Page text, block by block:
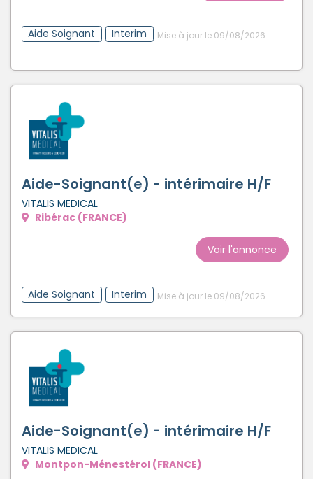
Aide Soignant Interim Mise à jour le 09/08/2026
Aide-Soignant(e) - intérimaire H/F
VITALIS MEDICAL
Ribérac (FRANCE)
Voir l'annonce
Aide Soignant Interim Mise à jour le 09/08/2026
Aide-Soignant(e) - intérimaire H/F
VITALIS MEDICAL
Montpon-Ménestérol (FRANCE)